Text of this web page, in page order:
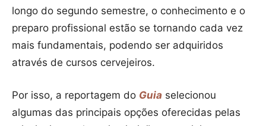
longo do segundo semestre, o conhecimento e o
preparo profissional estão se tornando cada vez
mais fundamentais, podendo ser adquiridos
através de cursos cervejeiros.
Por isso, a reportagem do Guia selecionou
algumas das principais opções oferecidas pelas